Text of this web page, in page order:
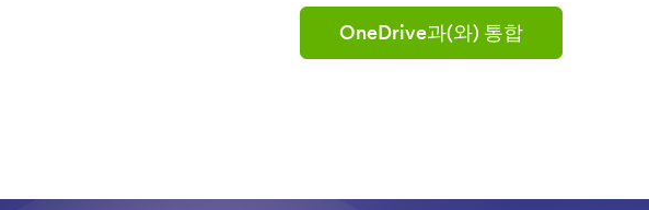
OneDrive과(와) 통합